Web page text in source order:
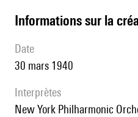
informations sur la
date
30 mars 1940
interprètes
New York Philharmonic Orchestra, direction : John